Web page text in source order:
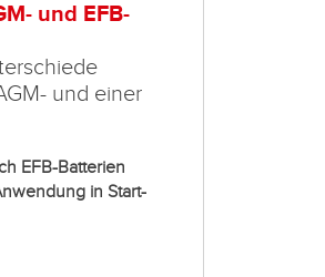
und EFB-
und einer
EFB-Batterien
in Start-